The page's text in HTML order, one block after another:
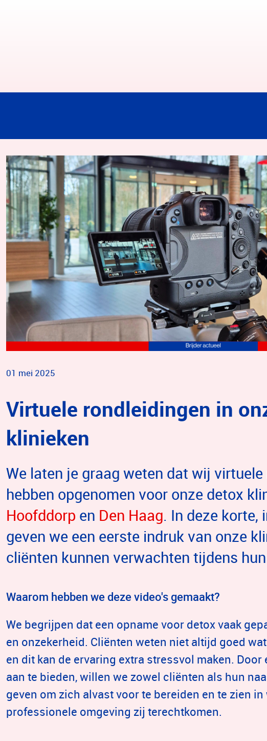
01 mei 2025
Virtuele rondleidingen in
klinieken
We laten je graag weten dat wij
hebben opgenomen voor onze detox
Hoofddorp en Den Haag. In deze korte,
geven we een eerste indruk van onze
cliënten kunnen verwachten tijdens
Waarom hebben we deze video's gemaakt?
We begrijpen dat een opname voor detox vaak
en onzekerheid. Cliënten weten niet altijd goed
en dit kan de ervaring extra stressvol maken.
aan te bieden, willen we zowel cliënten als hun
geven om zich alvast voor te bereiden en te zien
professionele omgeving zij terechtkomen.